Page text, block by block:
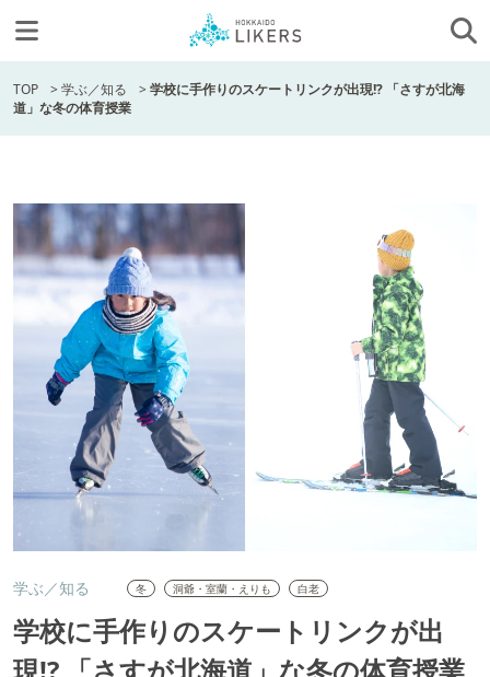
TOP >学ぶ／知る >学校に手作りのスケートリンクが出現!? 「さすが北海
道」な冬の体育授業
学ぶ／知る 冬 洞爺・室蘭・えりも 白老
学校に手作りのスケートリンクが出